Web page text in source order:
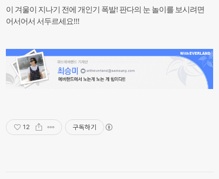
이 겨울이 지나기 전에 개인기 폭발! 판다의 눈 놀이를 보시려면
어서어서 서두르세요!!!
12 구독하기